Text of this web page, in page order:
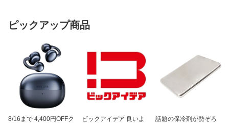
ピックアップ商品
8/16まで 4,400円OFFク
ビックアイデア 良いよ
話題の保冷剤が勢ぞろ